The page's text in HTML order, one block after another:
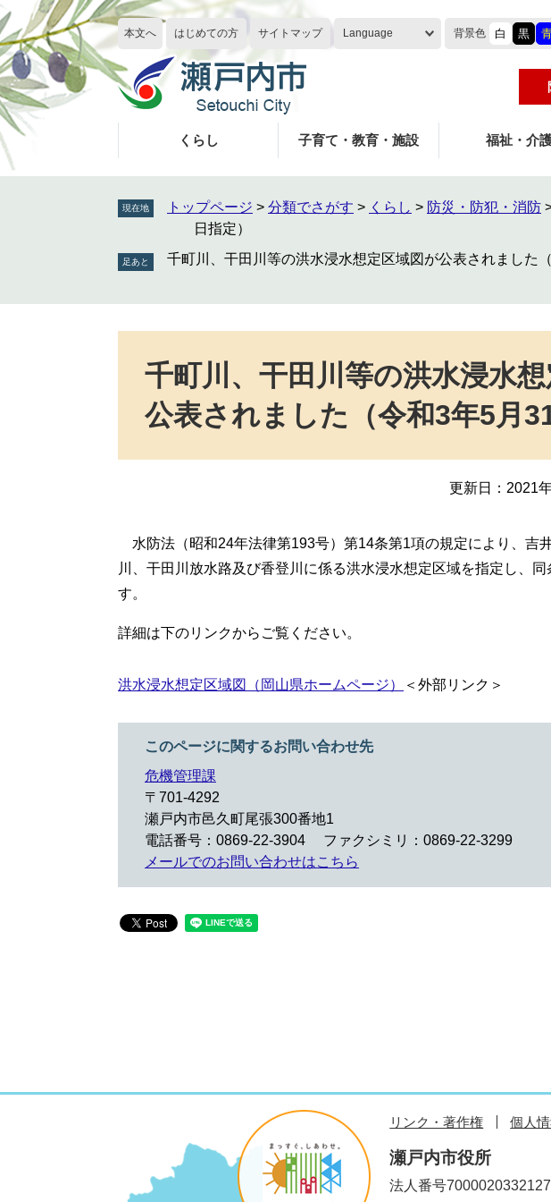
ペ
ー
ジ
の
先
頭
で
す
メ
ニ
ュ
ー
を
飛
ば
し
本文へ はじめての方 サイトマップ Language 背景色 白 黒
くらし 子育て・教育・施設 福祉・介
現在地 トップページ > 分類でさがす > くらし > 防災・防犯・消防
日指定）
千町川、干田川等の洪水浸水想定区域図が公表されました
千町川、干田川等の洪水浸水
公表されました（令和3年5月
更新日：2021
水防法（昭和24年法律第193号）第14条第1項の規定により、吉
川、干田川放水路及び香登川に係る洪水浸水想定区域を指定し、
す。
詳細は下のリンクからご覧ください。
洪水浸水想定区域図（岡山県ホームページ） ＜外部リンク＞
このページに関するお問い合わせ先
危機管理課
〒701-4292
瀬戸内市邑久町尾張300番地1
電話番号：0869-22-3904
ファクシミリ：0869-22-3299
メールでのお問い合わせはこちら
リンク・著作権 個人
瀬戸内市役所
法人番号7000020332127